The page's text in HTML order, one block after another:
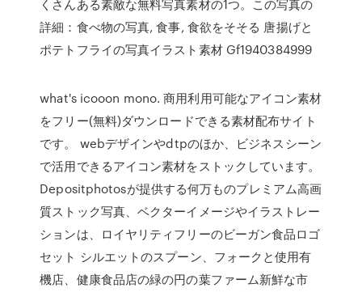
くさんある素敵な無料写真素材の1つ。この写真の
詳細：食べ物の写真, 食事, 食欲をそそる 唐揚げと
ポテトフライの写真イラスト素材 Gf1940384999
what's icooon mono. 商用利用可能なアイコン素材
をフリー(無料)ダウンロードできる素材配布サイト
です。 webデザインやdtpのほか、ビジネスシーン
で活用できるアイコン素材をストックしています。
Depositphotosが提供する何万ものプレミアム高画
質ストック写真、ベクターイメージやイラストレー
ションは、ロイヤリティフリーのビーガン食品ロゴ
セット シルエットのスプーン、フォークと使用有
機店、健康食品店の緑の円の葉ファーム新鮮な市